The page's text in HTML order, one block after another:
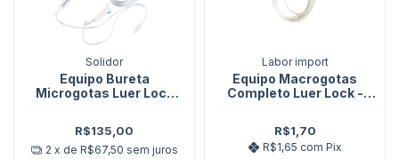
Solidor
Equipo Bureta
Microgotas Luer Lock
R$135,00
2 x de R$67,50 sem juros
Labor import
Equipo Macrogotas
Completo Luer Lock -
R$1,70
R$1,65 com Pix